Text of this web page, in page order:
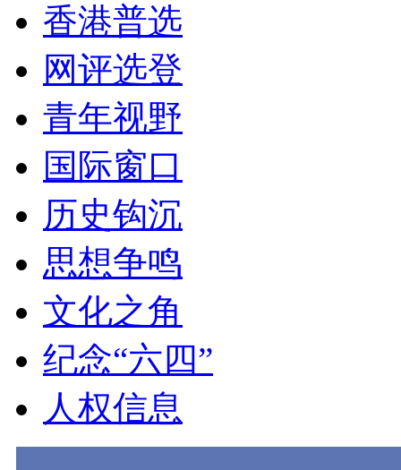
香港普选
网评选登
青年视野
国际窗口
历史钩沉
思想争鸣
文化之角
纪念“六四”
人权信息